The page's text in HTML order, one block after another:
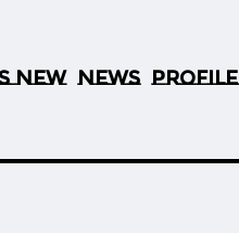
NEW NEWS PROFILE